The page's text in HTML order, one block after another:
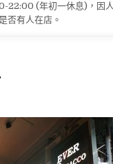
22:00 (年初一休息)，因
否有人在店。